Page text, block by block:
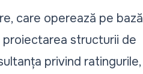
care operează pe bază
proiectarea structurii de
privind ratingurile,